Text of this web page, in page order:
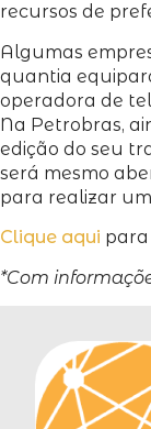
recursos de
Algumas
quantia
operadora de
Na Petrobras,
edição do seu
será mesmo
para realizar
Clique aqui
*Com